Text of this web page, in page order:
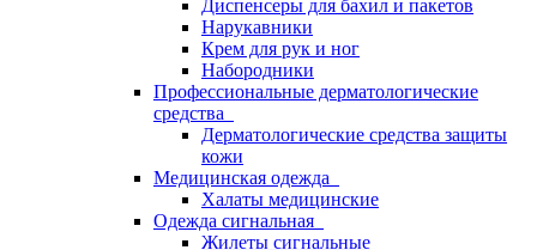
Диспенсеры для бахил и пакетов
Нарукавники
Крем для рук и ног
Набородники
Профессиональные дерматологические
средства
Дерматологические средства защиты
кожи
Медицинская одежда
Халаты медицинские
Одежда сигнальная
Жилеты сигнальные